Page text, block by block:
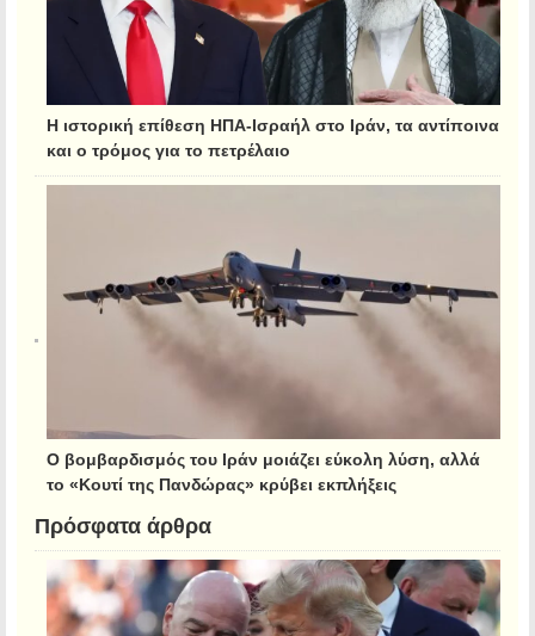
Η ιστορική επίθεση ΗΠΑ-Ισραήλ στο Ιράν, τα αντίποινα
και ο τρόμος για το πετρέλαιο
Ο βομβαρδισμός του Ιράν μοιάζει εύκολη λύση, αλλά
το «Κουτί της Πανδώρας» κρύβει εκπλήξεις
Πρόσφατα άρθρα